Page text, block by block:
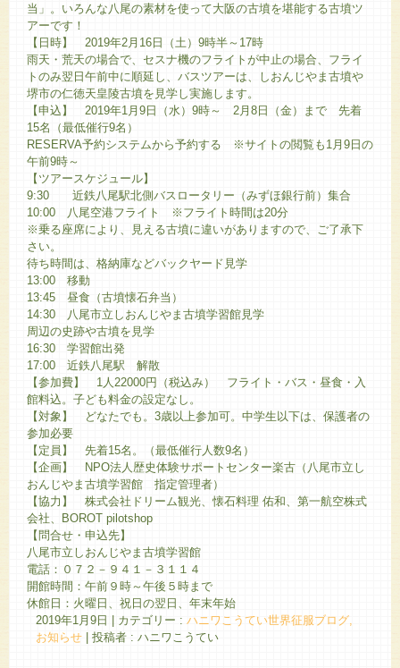
当」。いろんな八尾の素材を使って大阪の古墳を堪能する古墳ツ
アーです！
【日時】 2019年2月16日（土）9時半～17時
雨天・荒天の場合で、セスナ機のフライトが中止の場合、フライ
トのみ翌日午前中に順延し、バスツアーは、しおんじやま古墳や
堺市の仁徳天皇陵古墳を見学し実施します。
【申込】 2019年1月9日（水）9時～ 2月8日（金）まで 先着
15名（最低催行9名）
RESERVA予約システムから予約する ※サイトの閲覧も1月9日の
午前9時～
【ツアースケジュール】
9:30 近鉄八尾駅北側バスロータリー（みずほ銀行前）集合
10:00 八尾空港フライト ※フライト時間は20分
※乗る座席により、見える古墳に違いがありますので、ご了承下
さい。
待ち時間は、格納庫などバックヤード見学
13:00 移動
13:45 昼食（古墳懐石弁当）
14:30 八尾市立しおんじやま古墳学習館見学
周辺の史跡や古墳を見学
16:30 学習館出発
17:00 近鉄八尾駅 解散
【参加費】 1人22000円（税込み） フライト・バス・昼食・入
館料込。子ども料金の設定なし。
【対象】 どなたでも。3歳以上参加可。中学生以下は、保護者の
参加必要
【定員】 先着15名。（最低催行人数9名）
【企画】 NPO法人歴史体験サポートセンター楽古（八尾市立し
おんじやま古墳学習館 指定管理者）
【協力】 株式会社ドリーム観光、懐石料理 佑和、第一航空株式
会社、BOROT pilotshop
【問合せ・申込先】
八尾市立しおんじやま古墳学習館
電話：０７２－９４１－３１１４
開館時間：午前９時～午後５時まで
休館日：火曜日、祝日の翌日、年末年始
2019年1月9日
カテゴリー : ハニワこうてい世界征服ブログ,
お知らせ
投稿者 : ハニワこうてい